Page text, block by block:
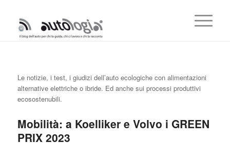
Le notizie, i test, i giudizi dell’auto ecologiche con alimentazioni
alternative elettriche o ibride. Ed anche sui processi produttivi
ecosostenubili.
Mobilità: a Koelliker e Volvo i GREEN
PRIX 2023